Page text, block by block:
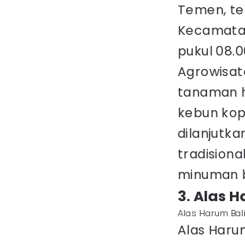
Temen,
pukul
tanaman
kebun
minuman
3. Alas
Alas Harum
Alas